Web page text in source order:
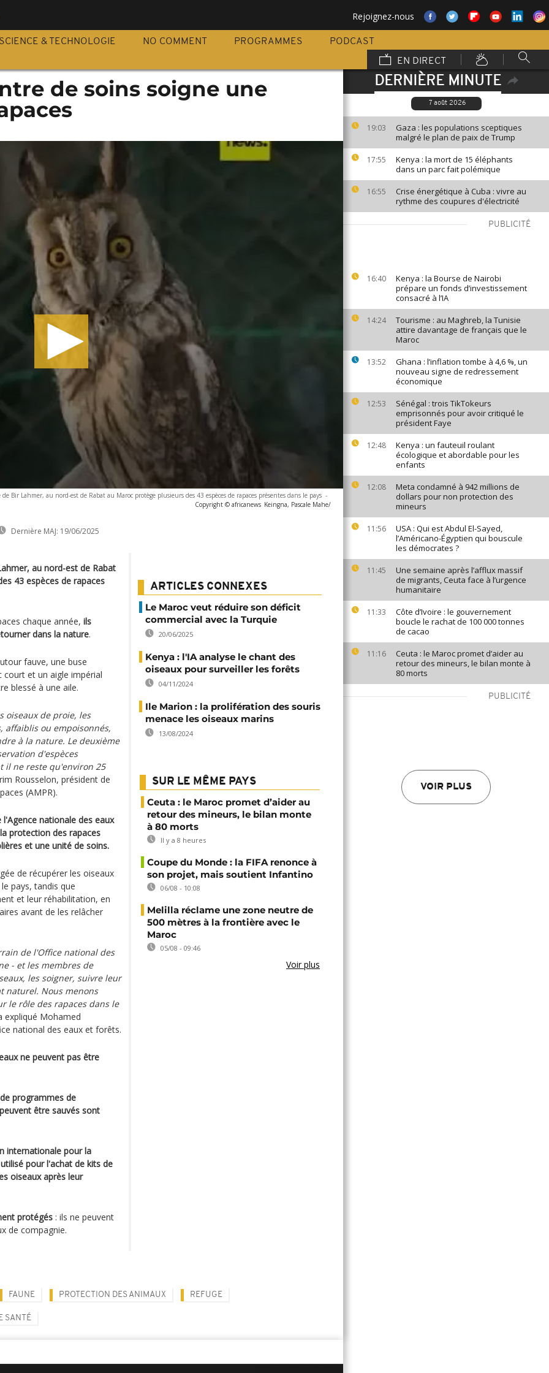
Rejoignez-nous
SCIENCE & TECHNOLOGIE NO COMMENT PROGRAMMES
PODCAST
EN DIRECT
DERNIÈRE MINUTE
7 août 2026
19:03
Gaza : les populations sceptiques
malgré le plan de paix de Trump
17:55
Kenya : la mort de 15 éléphants
dans un parc fait polémique
16:55
Crise énergétique à Cuba : vivre au
rythme des coupures d'électricité
PUBLICITÉ
16:40
Kenya : la Bourse de Nairobi
prépare un fonds d’investissement
consacré à l’IA
14:24
Tourisme : au Maghreb, la Tunisie
attire davantage de français que le
Maroc
13:52
Ghana : l’inflation tombe à 4,6 %, un
nouveau signe de redressement
économique
12:53
Sénégal : trois TikTokeurs
emprisonnés pour avoir critiqué le
président Faye
12:48
Kenya : un fauteuil roulant
écologique et abordable pour les
enfants
12:08
Meta condamné à 942 millions de
dollars pour non protection des
mineurs
11:56
USA : Qui est Abdul El-Sayed,
l’Américano-Égyptien qui bouscule
les démocrates ?
11:45
Une semaine après l’afflux massif
de migrants, Ceuta face à l’urgence
humanitaire
11:33
Côte d’Ivoire : le gouvernement
boucle le rachat de 100 000 tonnes
de cacao
11:16
Ceuta : le Maroc promet d’aider au
retour des mineurs, le bilan monte à
80 morts
PUBLICITÉ
VOIR PLUS
de soins soigne une
Bir Lahmer, au nord-est de Rabat au Maroc protège plusieurs des 43 espèces de rapaces présentes dans le pays -
Copyright © africanews Keingna, Pascale Mahe/
Dernière MAJ: 19/06/2025
au nord-est de Rabat
43 espèces de rapaces
chaque année, ils
dans la nature.
fauve, une buse
court et un aigle impérial
blessé à une aile.
oiseaux de proie, les
affaiblis ou empoisonnés,
à la nature. Le deuxième
d'espèces
il ne reste qu'environ 25
Rousselon, président de
(AMPR).
nationale des eaux
protection des rapaces
et une unité de soins.
de récupérer les oiseaux
pays, tandis que
et leur réhabilitation, en
avant de les relâcher
de l'Office national des
- et les membres de
les soigner, suivre leur
naturel. Nous menons
le rôle des rapaces dans le
expliqué Mohamed
national des eaux et forêts.
ne peuvent pas être
programmes de
être sauvés sont
internationale pour la
pour l'achat de kits de
oiseaux après leur
protégés : ils ne peuvent
de compagnie.
ARTICLES CONNEXES
Le Maroc veut réduire son déficit
commercial avec la Turquie
20/06/2025
Kenya : l'IA analyse le chant des
oiseaux pour surveiller les forêts
04/11/2024
Ile Marion : la prolifération des souris
menace les oiseaux marins
13/08/2024
SUR LE MÊME PAYS
Ceuta : le Maroc promet d’aider au
retour des mineurs, le bilan monte
à 80 morts
Il y a 8 heures
Coupe du Monde : la FIFA renonce à
son projet, mais soutient Infantino
06/08 - 10:08
Melilla réclame une zone neutre de
500 mètres à la frontière avec le
Maroc
05/08 - 09:46
Voir plus
FAUNE PROTECTION DES ANIMAUX REFUGE
SANTÉ